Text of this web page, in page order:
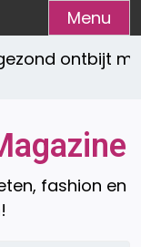
Menu
ontbijt
fashion en